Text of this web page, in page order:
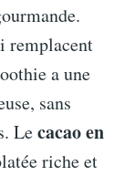
remplacent
a une
sans
Lecacao en
riche et